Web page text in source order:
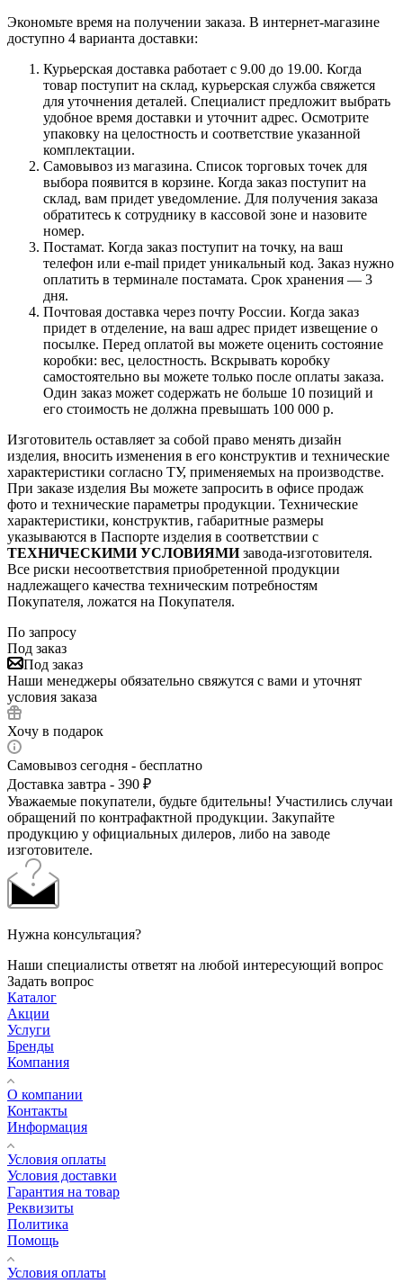
Экономьте время на получении заказа. В интернет-магазине
доступно 4 варианта доставки:
Курьерская доставка работает с 9.00 до 19.00. Когда
товар поступит на склад, курьерская служба свяжется
для уточнения деталей. Специалист предложит выбрать
удобное время доставки и уточнит адрес. Осмотрите
упаковку на целостность и соответствие указанной
комплектации.
Самовывоз из магазина. Список торговых точек для
выбора появится в корзине. Когда заказ поступит на
склад, вам придет уведомление. Для получения заказа
обратитесь к сотруднику в кассовой зоне и назовите
номер.
Постамат. Когда заказ поступит на точку, на ваш
телефон или e-mail придет уникальный код. Заказ нужно
оплатить в терминале постамата. Срок хранения — 3
дня.
Почтовая доставка через почту России. Когда заказ
придет в отделение, на ваш адрес придет извещение о
посылке. Перед оплатой вы можете оценить состояние
коробки: вес, целостность. Вскрывать коробку
самостоятельно вы можете только после оплаты заказа.
Один заказ может содержать не больше 10 позиций и
его стоимость не должна превышать 100 000 р.
Изготовитель оставляет за собой право менять дизайн
изделия, вносить изменения в его конструктив и технические
характеристики согласно ТУ, применяемых на производстве.
При заказе изделия Вы можете запросить в офисе продаж
фото и технические параметры продукции. Технические
характеристики, конструктив, габаритные размеры
указываются в Паспорте изделия в соответствии с
ТЕХНИЧЕСКИМИ УСЛОВИЯМИзавода-изготовителя.
Все риски несоответствия приобретенной продукции
надлежащего качества техническим потребностям
Покупателя, ложатся на Покупателя.
По запросу
Под заказ
Под заказ
Наши менеджеры обязательно свяжутся с вами и уточнят
условия заказа
Хочу в подарок
Самовывоз сегодня - бесплатно
Доставка завтра - 390 ₽
Уважаемые покупатели, будьте бдительны! Участились случаи
обращений по контрафактной продукции. Закупайте
продукцию у официальных дилеров, либо на заводе
изготовителе.
Нужна консультация?
Наши специалисты ответят на любой интересующий вопрос
Задать вопрос
Каталог
Акции
Услуги
Бренды
Компания
О компании
Контакты
Информация
Условия оплаты
Условия доставки
Гарантия на товар
Реквизиты
Политика
Помощь
Условия оплаты